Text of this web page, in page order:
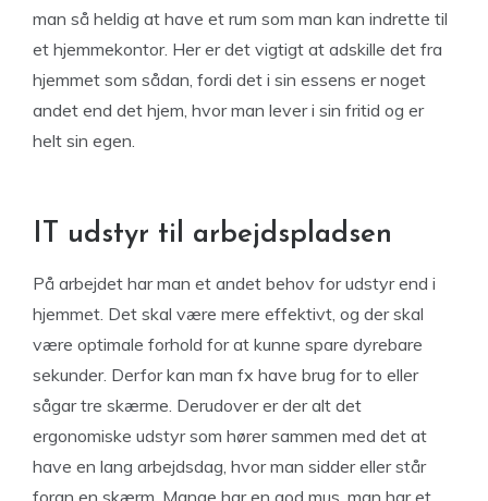
man så heldig at have et rum som man kan indrette til
et hjemmekontor. Her er det vigtigt at adskille det fra
hjemmet som sådan, fordi det i sin essens er noget
andet end det hjem, hvor man lever i sin fritid og er
helt sin egen.
IT udstyr til arbejdspladsen
På arbejdet har man et andet behov for udstyr end i
hjemmet. Det skal være mere effektivt, og der skal
være optimale forhold for at kunne spare dyrebare
sekunder. Derfor kan man fx have brug for to eller
sågar tre skærme. Derudover er der alt det
ergonomiske udstyr som hører sammen med det at
have en lang arbejdsdag, hvor man sidder eller står
foran en skærm. Mange har en god mus, man har et